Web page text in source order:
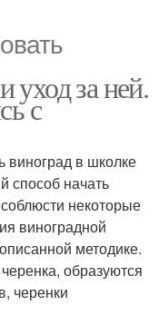
уход за ней.
с
виноград в школке
способ начать
некоторые
виноградной
методике.
образуются
черенки